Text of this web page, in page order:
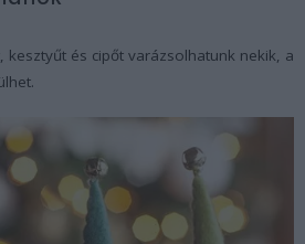
kesztyűt és cipőt varázsolhatunk nekik, a